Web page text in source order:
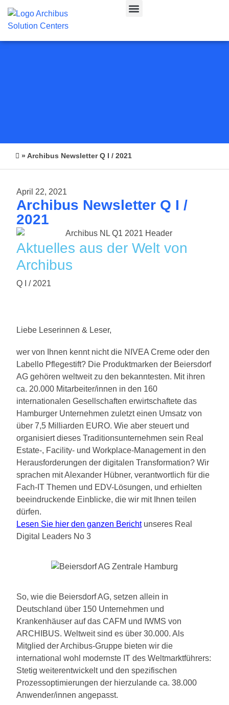
» Archibus Newsletter Q I / 2021
April 22, 2021
Archibus Newsletter Q I /
2021
Aktuelles aus der Welt von
Archibus
Q I / 2021
Liebe Leserinnen & Leser,
wer von Ihnen kennt nicht die NIVEA Creme oder den
Labello Pflegestift? Die Produktmarken der Beiersdorf
AG gehören weltweit zu den bekanntesten. Mit ihren
ca. 20.000 Mitarbeiter/innen in den 160
internationalen Gesellschaften erwirtschaftete das
Hamburger Unternehmen zuletzt einen Umsatz von
über 7,5 Milliarden EURO. Wie aber steuert und
organisiert dieses Traditionsunternehmen sein Real
Estate-, Facility- und Workplace-Management in den
Herausforderungen der digitalen Transformation? Wir
sprachen mit Alexander Hübner, verantwortlich für die
Fach-IT Themen und EDV-Lösungen, und erhielten
beeindruckende Einblicke, die wir mit Ihnen teilen
dürfen.
Lesen Sie hier den ganzen Bericht unseres Real
Digital Leaders No 3
So, wie die Beiersdorf AG, setzen allein in
Deutschland über 150 Unternehmen und
Krankenhäuser auf das CAFM und IWMS von
ARCHIBUS. Weltweit sind es über 30.000. Als
Mitglied der Archibus-Gruppe bieten wir die
international wohl modernste IT des Weltmarktführers:
Stetig weiterentwickelt und den spezifischen
Prozessoptimierungen der hierzulande ca. 38.000
Anwender/innen angepasst.